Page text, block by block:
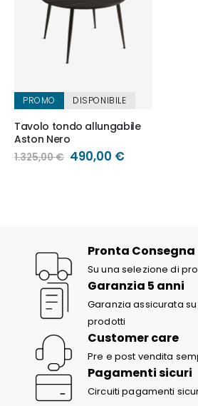
PROMO DISPONIBILE
Tavolo tondo allungabile
Aston Nero
1.325,00 € Prezzo
speciale
490,00 €
Pronta Consegna
Su una selezione di
Garanzia 5 anni
Garanzia assicurata su
prodotti
Customer care
Pre e post vendita
Pagamenti sicuri
Circuiti pagamenti